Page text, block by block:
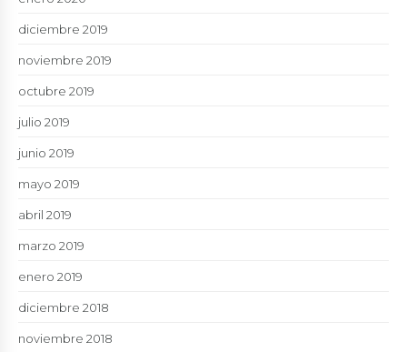
diciembre 2019
noviembre 2019
octubre 2019
julio 2019
junio 2019
mayo 2019
abril 2019
marzo 2019
enero 2019
diciembre 2018
noviembre 2018